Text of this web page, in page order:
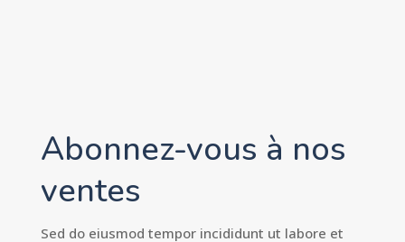
Abonnez-vous à nos
ventes
Sed do eiusmod tempor incididunt ut labore et